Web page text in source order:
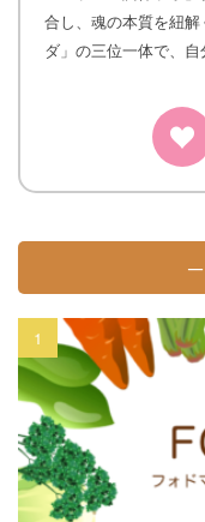
合し、魂の本質を紐
ダ」の三位一体で、自